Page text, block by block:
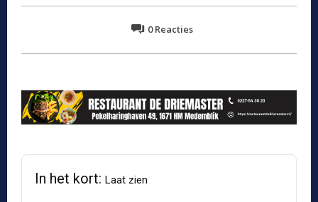
0Reacties
In het kort: Laat zien